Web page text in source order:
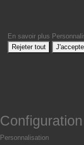
En savoir plus
Rejeter tout
J'accepte
Personnalisation